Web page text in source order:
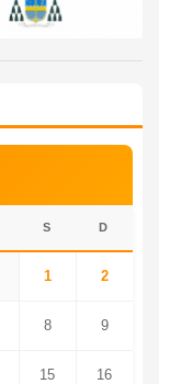
S D
1 2
8 9
15 16